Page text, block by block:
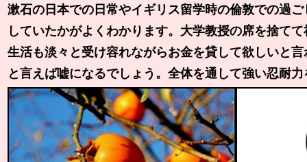
漱石の日本での日常やイギリス留学時の倫敦での過
していたかがよくわかります。大学教授の席を捨て
生活も淡々と受け容れながらお金を貸して欲しいと
と言えば嘘になるでしょう。全体を通して強い忍耐